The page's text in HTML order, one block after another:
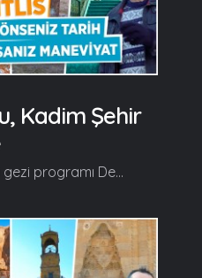
Kadim Şehir
MyMecra'nın eğlenceli gezi programı Deyince'nin yeni bölüm durağı tarihi, manevi iklimi, sıcacık insanı, lezzetleri ve doğal güzellikleriyle "Bitlis" oluyor. Deyince, yeni bölümünde tarihi güzellikleri ve medeniyetiyle herkesi hayran bırakan Bitlis Kalesi, Ulu Camii, Şerefiye Camii, Feyzullah Ensari Hazretleri Türbesi, Şeyh Fethullah Hazretleri Türbesi, Selçuklu Meydan Mezarlığı, Kümbetler, Abdurrahman Gazi Türbesi, Etnografya Müzesi, Nemrut Krater Gölü, El Aman Hanı ve Abdurrahman Taği Hazretleri Türbesi'nin en özel yanlarını izleyiciyle buluşturuyor... Devamı videoda... Gelin, Beraber Yürüyelim...